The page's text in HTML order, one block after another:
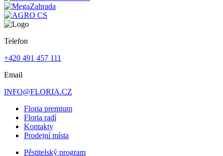
Telefon
+420 491 457 111
Email
INFO@FLORIA.CZ
Floria premium
Floria radí
Kontakty
Prodejní místa
Pěstitelský program